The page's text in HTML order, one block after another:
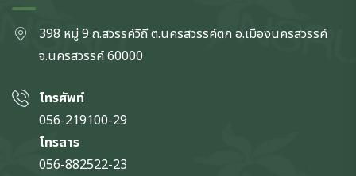
398 หมู่ 9 ถ.สวรรค์วิถี ต.นครสวรรค์ตก อ.เมืองนครสวรรค์
จ.นครสวรรค์60000
โทรศัพท์
056-219100-29
โทรสาร
056-882522-23